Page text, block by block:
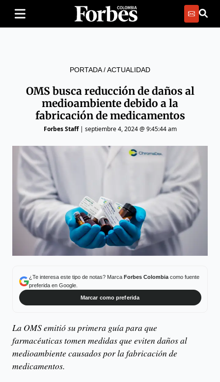
PORTADA/ACTUALIDAD
OMS busca reducción de daños al
medioambiente debido a la
fabricación de medicamentos
Forbes Staff| septiembre 4, 2024 @ 9:45:44 am
¿Te interesa este tipo de notas? Marca Forbes Colombiacomo fuente
preferida en Google.
Marcar como preferida
La OMS emitió su primera guía para que
farmacéuticas tomen medidas que eviten daños al
medioambiente causados por la fabricación de
medicamentos.